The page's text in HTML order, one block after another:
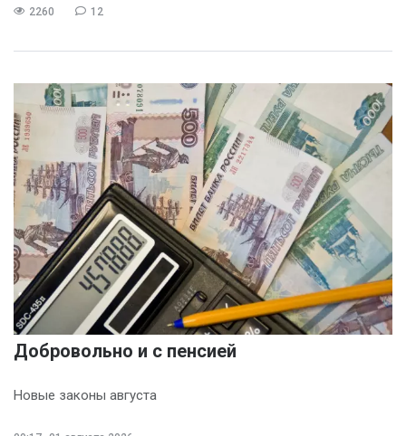
2260
12
Добровольно и с пенсией
Новые законы августа